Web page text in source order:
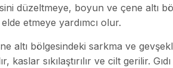
düzeltmeye, boyun ve çene altı
etmeye yardımcı olur.
altı bölgesindeki sarkma ve
sıkılaştırılır ve cilt gerilir.